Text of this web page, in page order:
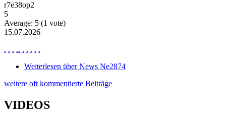
r7e38op2
5
Average: 5 (1 vote)
15.07.2026
. . . .. . . . . .
Weiterlesen über News Ne2874
weitere oft kommentierte Beiträge
VIDEOS